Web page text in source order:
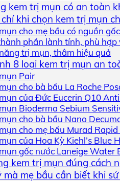
kem trị mụn có an toàn
khi chọn kem trị mụn
cho mẹ bầu có nguồn
phần lành tính, phù hợp
trị mụn, thâm hiệu quả
8 loại kem trị mụn an
Pair
cho bà bầu La Roche
của Đức Eucerin Q10
Bioderma Sebium
cho bà bầu Nano
cho mẹ bầu Murad
của Hoa Kỳ Kiehl’s Blue
gốc nước Laneige Water
kem trị mụn đúng cách
mà mẹ bầu cần biết khi